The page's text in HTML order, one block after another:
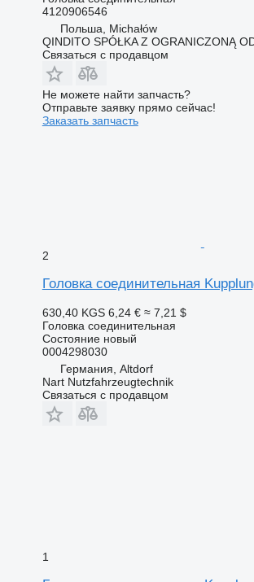
4120906546
Польша, Michałów
QINDITO SPÓŁKA Z OGRANICZONĄ
Связаться с продавцом
Не можете найти запчасть?
Отправьте заявку прямо сейчас!
Заказать запчасть
2
Головка соединительная
630,40 KGS 6,24 € ≈ 7,21 $
Головка соединительная
Состояниеновый
0004298030
Германия, Altdorf
Nart Nutzfahrzeugtechnik
Связаться с продавцом
1